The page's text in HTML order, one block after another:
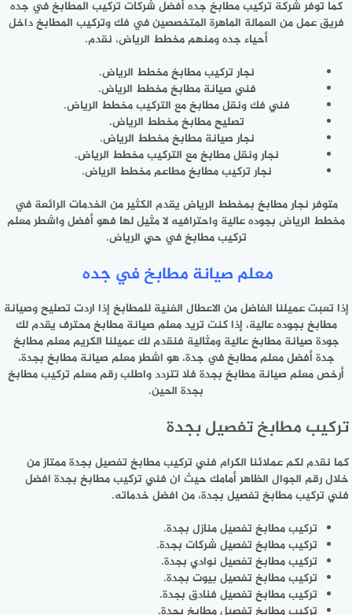
كما توفر شركة تركيب مطابخ جده أفضل شركات تركيب المطابخ في جده
فريق عمل من العمالة الماهرة المتخصصين في فك وتركيب المطابخ داخل
أحياء جده ومنهم مخطط الرياض، نقدم.
نجار تركيب مطابخ مخطط الرياض.
فني صيانة مطابخ مخطط الرياض.
فني فك ونقل مطابخ مع التركيب مخطط الرياض.
تصليح مطابخ مخطط الرياض.
نجار صيانة مطابخ مخطط الرياض.
نجار ونقل مطابخ مع التركيب مخطط الرياض.
نجار تركيب مطابخ مطاعم مخطط الرياض.
متوفر نجار مطابخ بمخطط الرياض يقدم الكثير من الخدمات الرائعة في
مخطط الرياض بجوده عالية واحترافيه لا مثيل لها فهو أفضل واشطر معلم
تركيب مطابخ في حي الرياض.
معلم صيانة مطابخ في جده
إذا تعبت عميلنا الفاضل من الاعطال الفنية للمطابخ إذا اردت تصليح وصيانة
مطابخ بجوده عالية، إذا كنت تريد معلم صيانة مطابخ محترف يقدم لك
جودة صيانة مطابخ عالية ومثالية فنقدم لك عميلنا الكريم معلم مطابخ
جدة أفضل معلم مطابخ في جدة، هو اشطر معلم صيانة مطابخ بجدة،
أرخص معلم صيانة مطابخ بجدة فلا تتردد واطلب رقم معلم تركيب مطابخ
بجدة الحين.
تركيب مطابخ تفصيل بجدة
كما نقدم لكم عملائنا الكرام فني تركيب مطابخ تفصيل بجدة ممتاز من
خلال رقم الجوال الظاهر أمامك حيث ان فني تركيب مطابخ بجدة افضل
فني تركيب مطابخ تفصيل بجدة، من افضل خدماته.
تركيب مطابخ تفصيل منازل بجدة.
تركيب مطابخ تفصيل شركات بجدة.
تركيب مطابخ تفصيل نوادي بجدة.
تركيب مطابخ تفصيل بيوت بجدة.
تركيب مطابخ تفصيل فنادق بجدة.
تركيب مطابخ تفصيل مطابخ بجدة.